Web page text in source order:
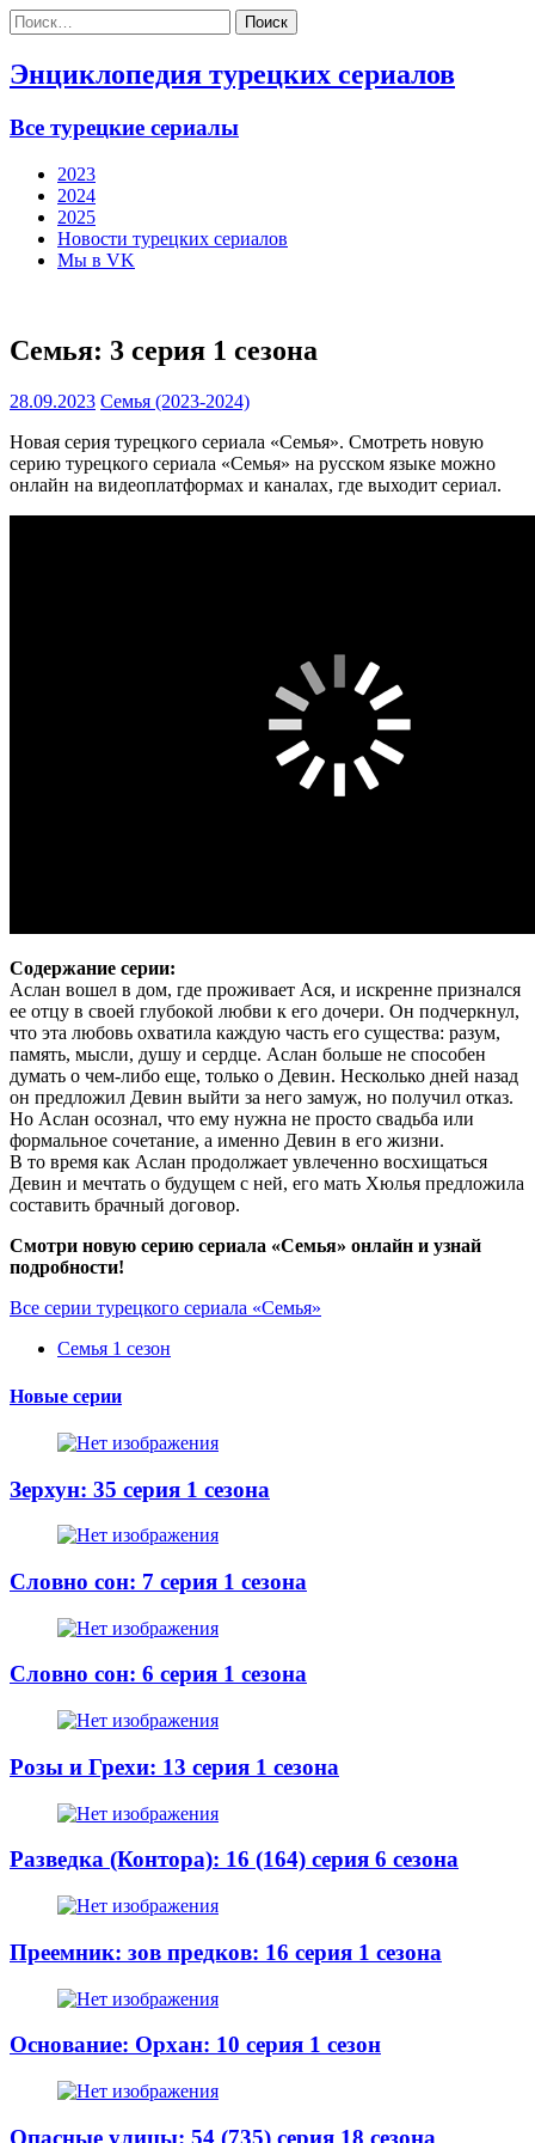
Найти:
Энциклопедия турецких сериалов
Все турецкие сериалы
2023
2024
2025
Новости турецких сериалов
Мы в VK
Семья: 3 серия 1 сезона
28.09.2023 Семья (2023-2024)
Новая серия турецкого сериала «Семья». Смотреть новую
серию турецкого сериала «Семья» на русском языке можно
онлайн на видеоплатформах и каналах, где выходит сериал.
Содержание серии:
Аслан вошел в дом, где проживает Ася, и искренне признался
ее отцу в своей глубокой любви к его дочери. Он подчеркнул,
что эта любовь охватила каждую часть его существа: разум,
память, мысли, душу и сердце. Аслан больше не способен
думать о чем-либо еще, только о Девин. Несколько дней назад
он предложил Девин выйти за него замуж, но получил отказ.
Но Аслан осознал, что ему нужна не просто свадьба или
формальное сочетание, а именно Девин в его жизни.
В то время как Аслан продолжает увлеченно восхищаться
Девин и мечтать о будущем с ней, его мать Хюлья предложила
составить брачный договор.
Смотри новую серию сериала «Семья» онлайн и узнай
подробности!
Все серии турецкого сериала «Семья»
Семья 1 сезон
Новые серии
Зерхун: 35 серия 1 сезона
Словно сон: 7 серия 1 сезона
Словно сон: 6 серия 1 сезона
Розы и Грехи: 13 серия 1 сезона
Разведка (Контора): 16 (164) серия 6 сезона
Преемник: зов предков: 16 серия 1 сезона
Основание: Орхан: 10 серия 1 сезон
Опасные улицы: 54 (735) серия 18 сезона